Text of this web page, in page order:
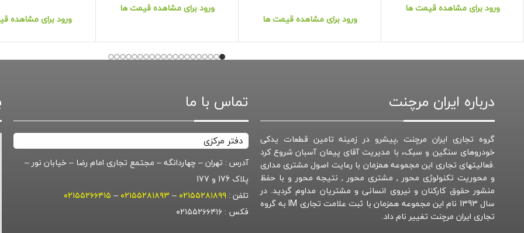
ورود برای مشاهده قیمت ها
ورود برای مشاهده قیمت ها
ورود برای مشاهده قیمت ها
ورود برای مشاهده
درباره ایران مرچنت
گروه تجاری ایران مرچنت ,پیشرو در زمینه تامین قطعات یدکی
خودروهای سنگین و سبک، با مدیریت آقای پیمان آسبان شروع کرد
.فعالیتهای تجاری این مجموعه همزمان با رعایت اصول مشتری مداری
و محوریت تکنولوژی محور , مشتری محور , نتیجه محور و با حفظ
منشور حقوق کارکنان و نیروی انسانی و مشتریان مداوم گردید. در
سال 1393 نام این مجموعه همزمان با ثبت علامت تجاری IM به گروه
تجاری ایران مرچنت تغییر نام داد.
تماس با ما
دفتر مرکزی
آدرس : تهران – چهاردانگه – مجتمع تجاری امام رضا – خیابان نور –
پلاک 176 و 177
تلفن : ۰۲۱۵۵۲۸۱۸۹۹ – ۰۲۱۵۵۲۸۱۸۹۳ – ۰۲۱۵۵۲۶۶۴۱۵
فکس : ۰۲۱۵۵۲۶۶۴۱۶